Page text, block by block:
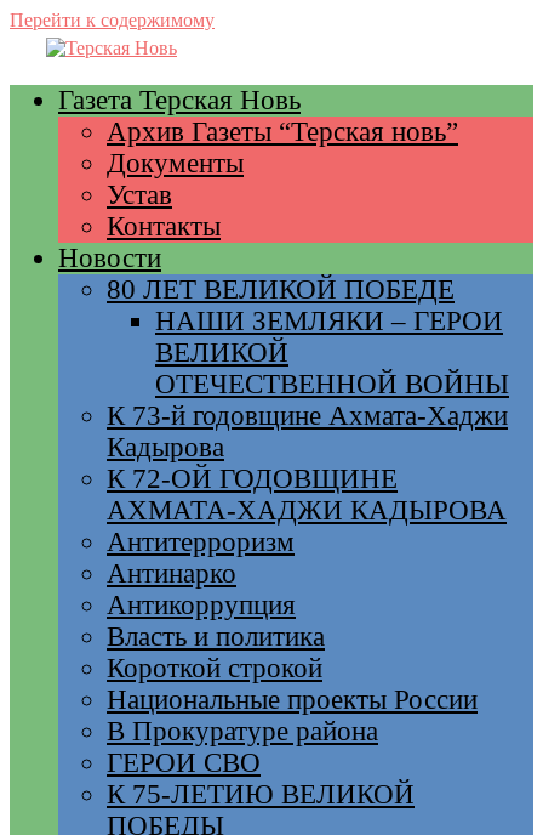
Перейти к содержимому
Газета Терская Новь
Архив Газеты “Терская новь”
Документы
Устав
Контакты
Новости
80 ЛЕТ ВЕЛИКОЙ ПОБЕДЕ
НАШИ ЗЕМЛЯКИ – ГЕРОИ
ВЕЛИКОЙ
ОТЕЧЕСТВЕННОЙ ВОЙНЫ
К 73-й годовщине Ахмата-Хаджи
Кадырова
К 72-ОЙ ГОДОВЩИНЕ
АХМАТА-ХАДЖИ КАДЫРОВА
Антитерроризм
Антинарко
Антикоррупция
Власть и политика
Короткой строкой
Национальные проекты России
В Прокуратуре района
ГЕРОИ СВО
К 75-ЛЕТИЮ ВЕЛИКОЙ
ПОБЕДЫ